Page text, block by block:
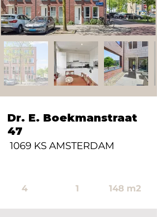
Dr. E. Boekmanstraat
47
1069 KS AMSTERDAM
4 1 148 m2